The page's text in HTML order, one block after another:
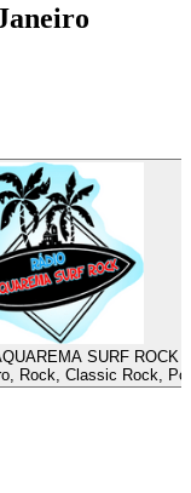
SURF ROCK
Rock, Classic Rock,